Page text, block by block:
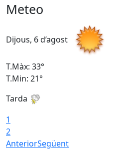
Meteo
Dijous, 6 d’agost
T.Màx: 33°
T.Min: 21°
Tarda
1
2
AnteriorSegüent